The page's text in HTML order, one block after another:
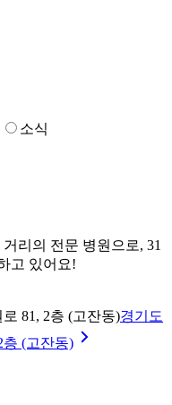
소식
리의 전문 병원으로, 31
고 있어요!
81, 2층 (고잔동)경기도
층 (고잔동)